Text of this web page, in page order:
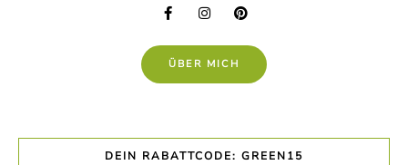
ÜBER MICH
DEIN RABATTCODE: GREEN15